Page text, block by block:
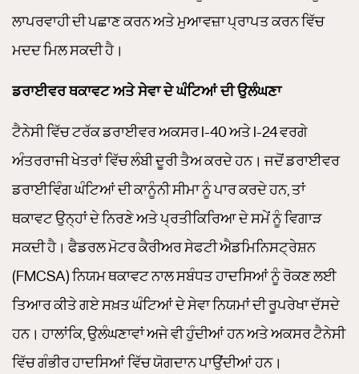
ਲਾਪਰਵਾਹੀ ਦੀ ਪਛਾਣ ਕਰਨ ਅਤੇ ਮੁਆਵਜ਼ਾ ਪ੍ਰਾਪਤ ਕਰਨ ਵਿੱਚ
ਮਦਦ ਮਿਲ ਸਕਦੀ ਹੈ।
ਡਰਾਈਵਰ ਥਕਾਵਟ ਅਤੇ ਸੇਵਾ ਦੇ ਘੰਟਿਆਂ ਦੀ ਉਲੰਘਣਾ
ਟੈਨੇਸੀ ਵਿੱਚ ਟਰੱਕ ਡਰਾਈਵਰ ਅਕਸਰ I-40 ਅਤੇ I-24 ਵਰਗੇ
ਅੰਤਰਰਾਜੀ ਖੇਤਰਾਂ ਵਿੱਚ ਲੰਬੀ ਦੂਰੀ ਤੈਅ ਕਰਦੇ ਹਨ। ਜਦੋਂ ਡਰਾਈਵਰ
ਡਰਾਈਵਿੰਗ ਘੰਟਿਆਂ ਦੀ ਕਾਨੂੰਨੀ ਸੀਮਾ ਨੂੰ ਪਾਰ ਕਰਦੇ ਹਨ, ਤਾਂ
ਥਕਾਵਟ ਉਨ੍ਹਾਂ ਦੇ ਨਿਰਣੇ ਅਤੇ ਪ੍ਰਤੀਕਿਰਿਆ ਦੇ ਸਮੇਂ ਨੂੰ ਵਿਗਾੜ
ਸਕਦੀ ਹੈ। ਫੈਡਰਲ ਮੋਟਰ ਕੈਰੀਅਰ ਸੇਫਟੀ ਐਡਮਿਨਿਸਟ੍ਰੇਸ਼ਨ
(FMCSA) ਨਿਯਮ ਥਕਾਵਟ ਨਾਲ ਸਬੰਧਤ ਹਾਦਸਿਆਂ ਨੂੰ ਰੋਕਣ ਲਈ
ਤਿਆਰ ਕੀਤੇ ਗਏ ਸਖ਼ਤ ਘੰਟਿਆਂ ਦੇ ਸੇਵਾ ਨਿਯਮਾਂ ਦੀ ਰੂਪਰੇਖਾ ਦੱਸਦੇ
ਹਨ। ਹਾਲਾਂਕਿ, ਉਲੰਘਣਾਵਾਂ ਅਜੇ ਵੀ ਹੁੰਦੀਆਂ ਹਨ ਅਤੇ ਅਕਸਰ ਟੈਨੇਸੀ
ਵਿੱਚ ਗੰਭੀਰ ਹਾਦਸਿਆਂ ਵਿੱਚ ਯੋਗਦਾਨ ਪਾਉਂਦੀਆਂ ਹਨ।